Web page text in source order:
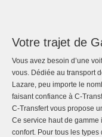
Votre trajet de
Vous avez besoin d’une
vous. Dédiée au transport
Lazare, peu importe le
faisant confiance à C-
C-Transfert vous propose
Ce service haut de gamme
confort. Pour tous les